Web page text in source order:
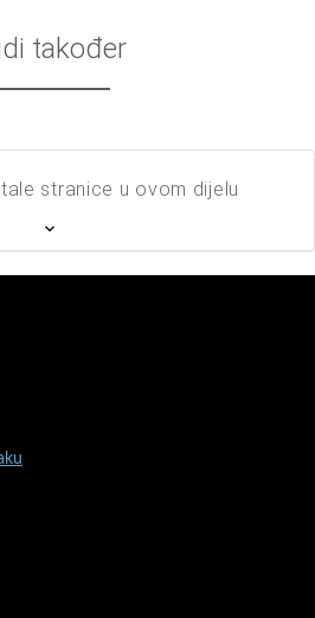
također
stranice u ovom dijelu